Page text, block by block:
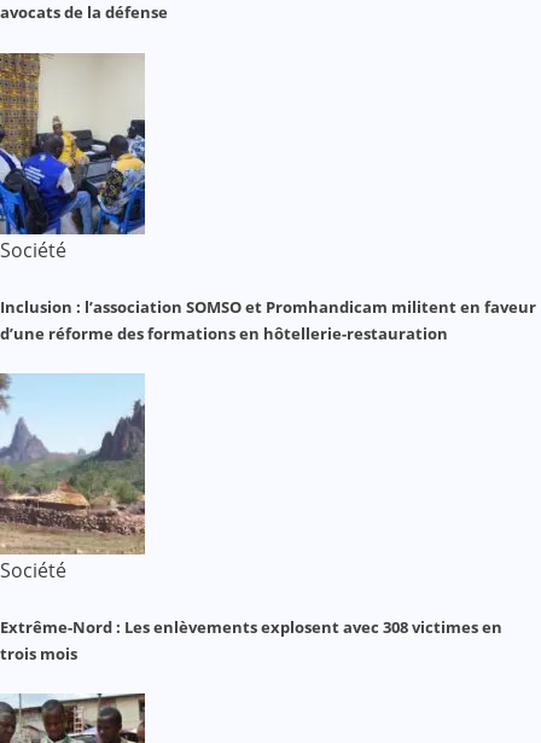
avocats de la défense
Société
Inclusion : l’association SOMSO et Promhandicam militent en faveur
d’une réforme des formations en hôtellerie-restauration
Société
Extrême-Nord : Les enlèvements explosent avec 308 victimes en
trois mois